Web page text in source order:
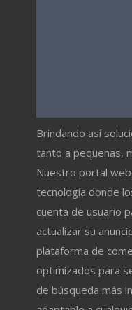
Brindando así
tanto a pequeñas,
Nuestro portal
tecnología donde
cuenta de usuario
actualizar su
plataforma de
optimizados para
de búsqueda más